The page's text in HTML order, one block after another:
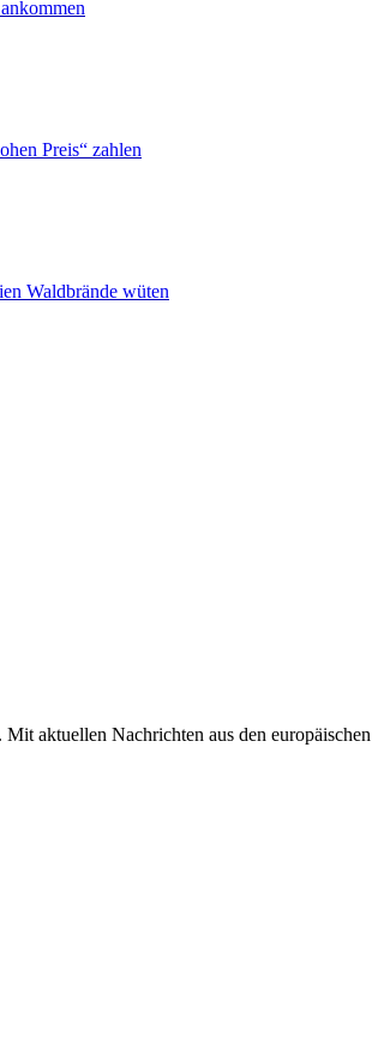
Preis“ zahlen
Waldbrände wüten
aktuellen Nachrichten aus den